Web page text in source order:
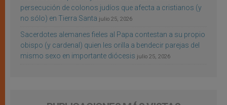
persecución de colonos judíos que afecta a cristianos (y
no sólo) en Tierra Santa julio 25, 2026
Sacerdotes alemanes fieles al Papa contestan a su propio
obispo (y cardenal) quien les orilla a bendecir parejas del
mismo sexo en importante diócesis julio 25, 2026